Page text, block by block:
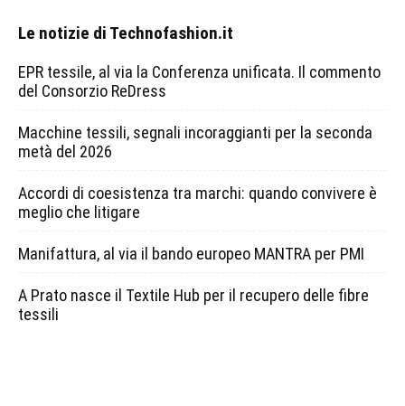
Le notizie di Technofashion.it
EPR tessile, al via la Conferenza unificata. Il commento
del Consorzio ReDress
Macchine tessili, segnali incoraggianti per la seconda
metà del 2026
Accordi di coesistenza tra marchi: quando convivere è
meglio che litigare
Manifattura, al via il bando europeo MANTRA per PMI
A Prato nasce il Textile Hub per il recupero delle fibre
tessili